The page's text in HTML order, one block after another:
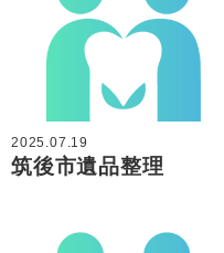
2025.07.19
筑後市遺品整理